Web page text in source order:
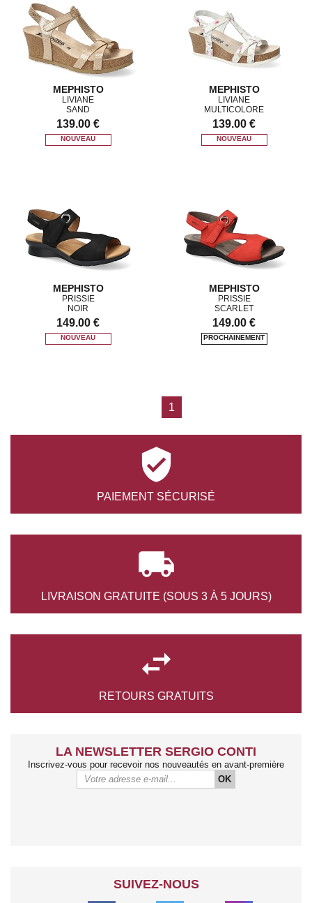
MEPHISTO
LIVIANE
SAND
139.00 €
MEPHISTO
LIVIANE
MULTICOLORE
139.00 €
MEPHISTO
PRISSIE
NOIR
149.00 €
MEPHISTO
PRISSIE
SCARLET
149.00 €
1

PAIEMENT SÉCURISÉ

LIVRAISON GRATUITE (SOUS 3 À 5 JOURS)

RETOURS GRATUITS
LA NEWSLETTER SERGIO CONTI
Inscrivez-vous pour recevoir nos nouveautés en avant-première
OK
SUIVEZ-NOUS